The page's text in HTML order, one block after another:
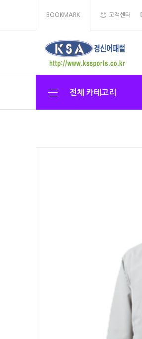
BOOKMARK 고객센터
전체 카테고리